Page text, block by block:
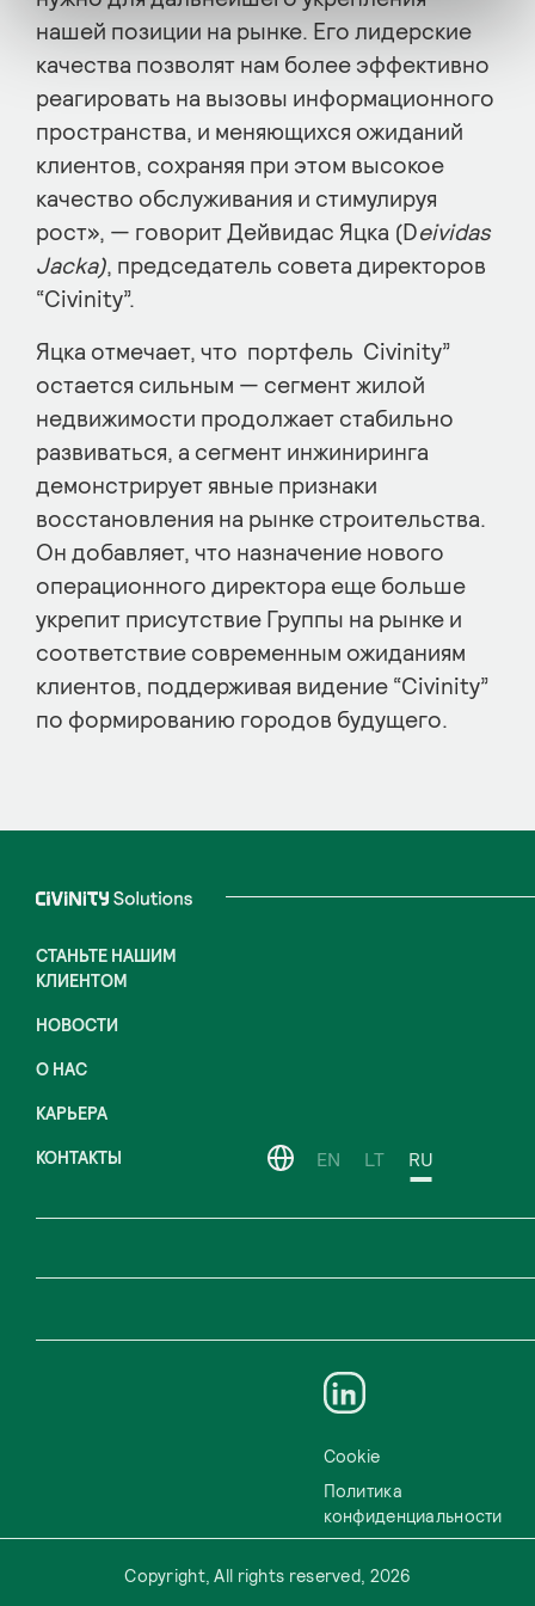
нашей позиции на рынке. Его лидерские
качества позволят нам более эффективно
реагировать на вызовы информационного
пространства, и меняющихся ожиданий
клиентов, сохраняя при этом высокое
качество обслуживания и стимулируя
рост», — говорит Дейвидас Яцка (Deividas
Jacka), председатель совета директоров
“Civinity”.
Яцка отмечает, что портфель Civinity”
остается сильным — сегмент жилой
недвижимости продолжает стабильно
развиваться, а сегмент инжиниринга
демонстрирует явные признаки
восстановления на рынке строительства.
Он добавляет, что назначение нового
операционного директора еще больше
укрепит присутствие Группы на рынке и
соответствие современным ожиданиям
клиентов, поддерживая видение “Civinity”
по формированию городов будущего.
СТАНЬТЕ НАШИМ
КЛИЕНТОМ
НОВОСТИ
О НАС
КАРЬЕРА
КОНТАКТЫ EN LT RU
Cookie
Политика
конфиденциальности
Copyright, All rights reserved, 2026